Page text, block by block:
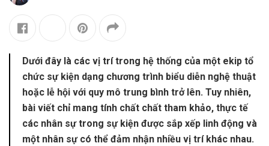
Dưới đây là các vị trí trong hệ thống của một ekip tổ
chức sự kiện dạng chương trình biểu diễn nghệ thuật
hoặc lễ hội với quy mô trung bình trở lên. Tuy nhiên,
bài viết chỉ mang tính chất chất tham khảo, thực tế
các nhân sự trong sự kiện được sắp xếp linh động và
một nhân sự có thể đảm nhận nhiều vị trí khác nhau.